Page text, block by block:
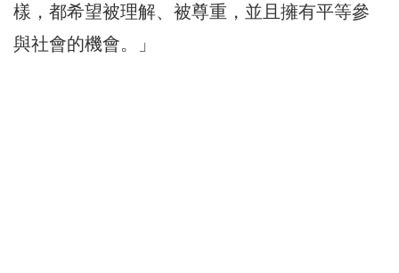
樣，都希望被理解、被尊重，並且擁有平等參
與社會的機會。」